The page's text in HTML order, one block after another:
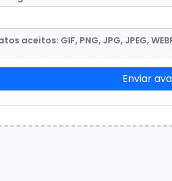
aceitos: GIF, PNG, JPG, JPEG,
Enviar